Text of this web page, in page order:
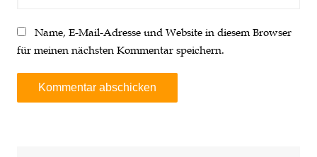
Name, E-Mail-Adresse und Website in diesem Browser
für meinen nächsten Kommentar speichern.